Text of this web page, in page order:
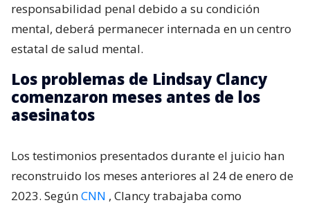
responsabilidad penal debido a su condición
mental, deberá permanecer internada en un centro
estatal de salud mental.
Los problemas de Lindsay Clancy
comenzaron meses antes de los
asesinatos
Los testimonios presentados durante el juicio han
reconstruido los meses anteriores al 24 de enero de
2023. SegúnCNN , Clancy trabajaba como